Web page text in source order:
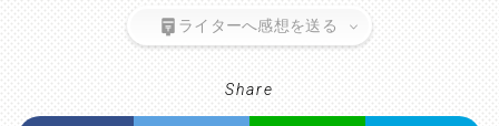
ライターへ感想を送る
Share